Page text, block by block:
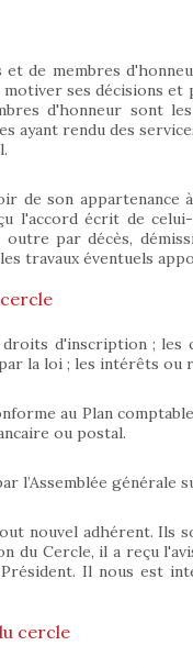
de membres
ses décisions
d'honneur sont
ayant rendu des
de son
l'accord écrit de
par décès,
travaux éventuels
d'inscription ; les
la loi ; les intérêts ou
au Plan
ou postal.
l’Assemblée générale
nouvel adhérent. Ils
du Cercle, il a reçu
Il nous est
cercle